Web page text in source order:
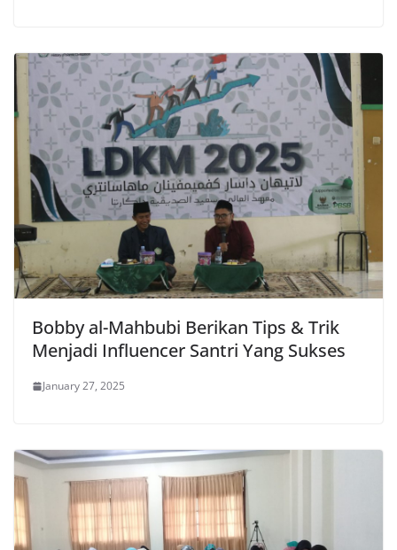
Bobby al-Mahbubi Berikan Tips & Trik
Menjadi Influencer Santri Yang Sukses
January 27, 2025